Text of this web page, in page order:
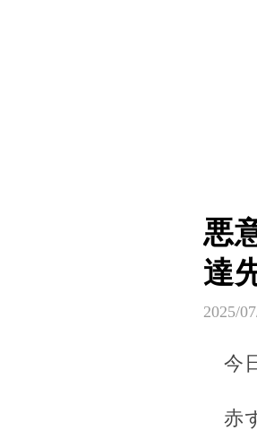
悪
達
2025/
今
赤